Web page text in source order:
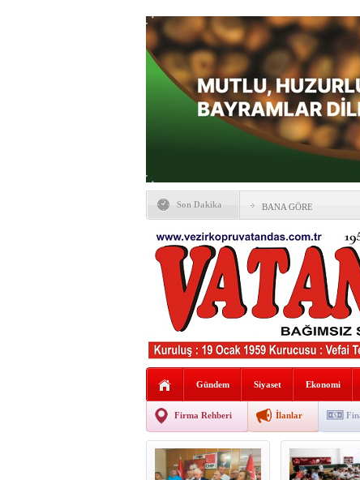
Son Dakika BANA GÖRE
Vezirköprü CHP’de istifa
HAYATIN İÇİNDEN
Kaybettiklerimiz
NÖBETÇİ ECZANELER
Okullarda yeni dönem:
değişti
taşınıyor
Hafif ticari araç takla attı!
“Yaz Seninle Güzel”
Gündem Siyaset Ekonomi
Firma Rehberi İlanlar